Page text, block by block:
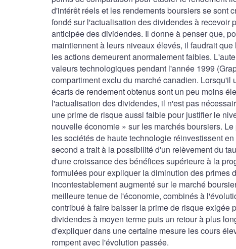
d'intérêt réels et les rendements boursiers se sont
fondé sur l'actualisation des dividendes à recevoir
anticipée des dividendes. Il donne à penser que,
maintiennent à leurs niveaux élevés, il faudrait
les actions demeurent anormalement faibles.
valeurs technologiques pendant l'année 1999
compartiment exclu du marché canadien.
écarts de rendement obtenus sont un peu moins
l'actualisation des dividendes, il n'est pas
une prime de risque aussi faible pour justifier le
nouvelle économie » sur les marchés boursiers.
les sociétés de haute technologie réinvestissent
second a trait à la possibilité d'un relèvement du
d'une croissance des bénéfices supérieure à la
formulées pour expliquer la diminution des primes
incontestablement augmenté sur le marché
meilleure tenue de l'économie, combinés à
contribué à faire baisser la prime de risque exigée
dividendes à moyen terme puis un retour à plus
d'expliquer dans une certaine mesure les cours
rompent avec l'évolution passée.